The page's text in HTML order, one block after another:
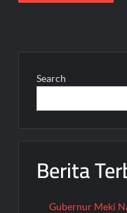
Search
Berita
Gubernur Meki